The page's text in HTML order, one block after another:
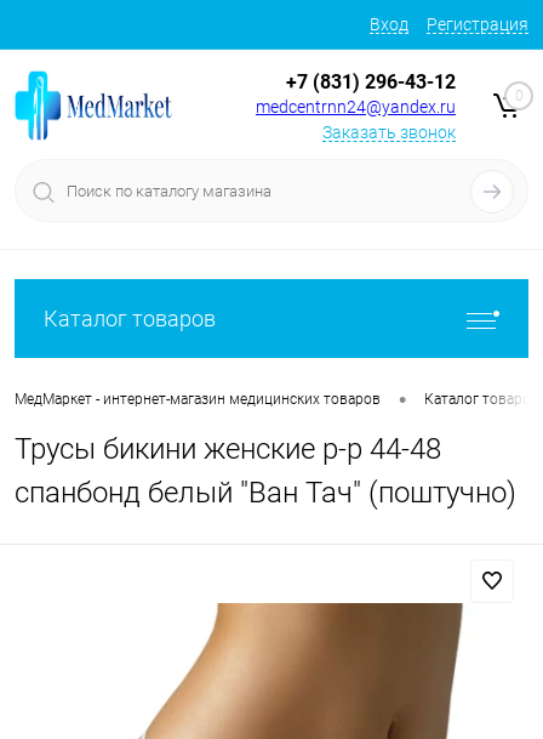
Вход Регистрация
+7 (831) 296-43-12
medcentrnn24@yandex.ru
Заказать звонок
0
Каталог товаров
МедМаркет - интернет-магазин медицинских товаров • Каталог товаров
Трусы бикини женские р-р 44-48
спанбонд белый "Ван Тач" (поштучно)